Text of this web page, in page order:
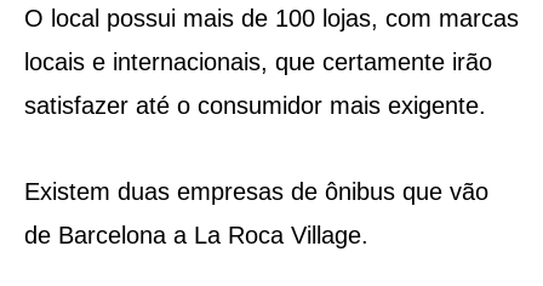
O local possui mais de 100 lojas, com marcas
locais e internacionais, que certamente irão
satisfazer até o consumidor mais exigente.
Existem duas empresas de ônibus que vão
de Barcelona a La Roca Village.